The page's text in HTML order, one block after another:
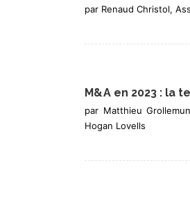
par Renaud Christol,
M&A en 2023 : la
par Matthieu
Hogan Lovells